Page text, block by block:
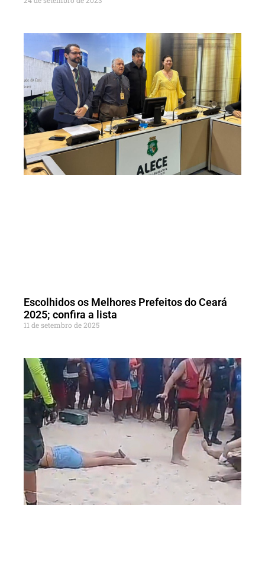
Escolhidos os Melhores Prefeitos do Ceará
2025; confira a lista
11 de setembro de 2025